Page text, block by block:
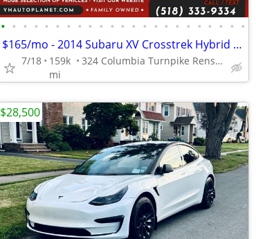
• • • • • • • • • • • • • • • • • • • • • • •
$165/mo - 2014 Subaru XV Crosstrek Hybrid Touring AWDCrossover
7/18
159k
mi
324 Columbia Turnpike Rensselaer NY 12144
$28,500